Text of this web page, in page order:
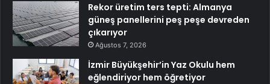
Rekor üretim ters tepti: Almanya
güneş panellerini peş peşe devreden
çıkarıyor
Ağustos 7, 2026
İzmir Büyükşehir’in Yaz Okulu hem
eğlendiriyor hem öğretiyor